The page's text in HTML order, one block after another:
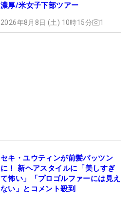
濃厚/米女子下部ツアー
2026年8月8日 (土) 10時15分 1
セキ・ユウティンが前髪パッツン
に！ 新ヘアスタイルに「美しすぎ
て怖い」「プロゴルファーには見え
ない」とコメント殺到